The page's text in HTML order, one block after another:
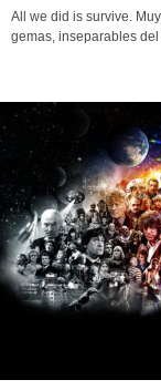
All we did is survive.
gemas, inseparables del